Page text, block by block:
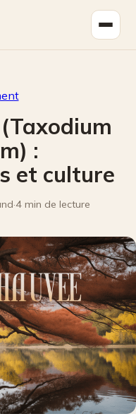
:
et culture
·4 min de lecture